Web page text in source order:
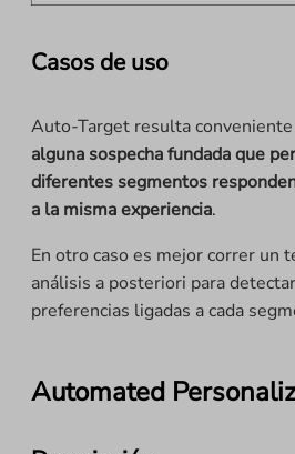
Casos de uso
Auto-Target resulta
alguna sospecha fundada que
diferentes segmentos
a la misma experiencia.
En otro caso es mejor correr un
análisis a posteriori para
preferencias ligadas a cada
Automated